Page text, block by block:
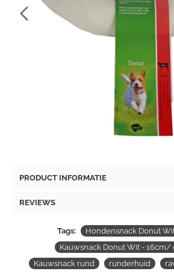
PRODUCT INFORMATIE
REVIEWS
Tags:
Hondensnack Donut
Kauwsnack Donut Wit - 16cm/
Kauwsnack rund
runderhuid